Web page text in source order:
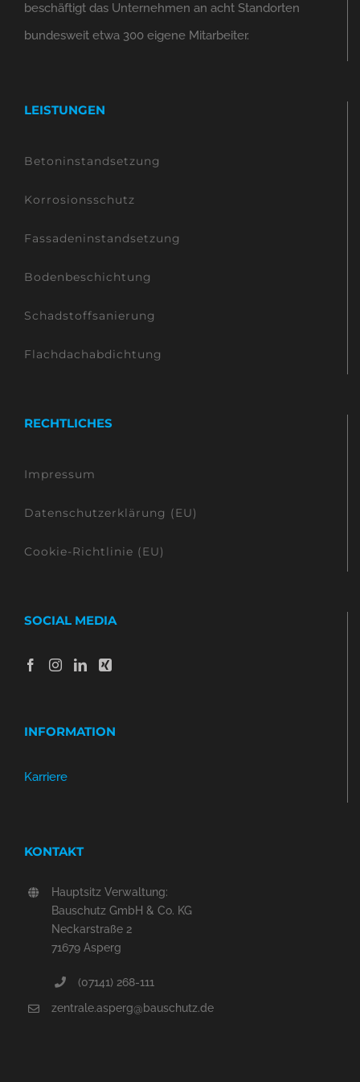
beschäftigt das Unternehmen an acht Standorten
bundesweit etwa 300 eigene Mitarbeiter.
LEISTUNGEN
Betoninstandsetzung
Korrosionsschutz
Fassadeninstandsetzung
Bodenbeschichtung
Schadstoffsanierung
Flachdachabdichtung
RECHTLICHES
Impressum
Datenschutzerklärung (EU)
Cookie-Richtlinie (EU)
SOCIAL MEDIA
INFORMATION
Karriere
KONTAKT
Hauptsitz Verwaltung:
Bauschutz GmbH & Co. KG
Neckarstraße 2
71679 Asperg
(07141) 268-111
zentrale.asperg@bauschutz.de